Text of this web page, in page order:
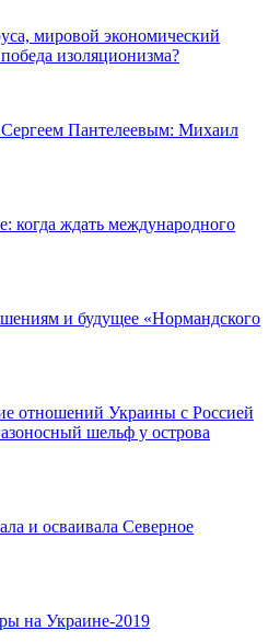
мировой экономический
изоляционизма?
Сергеем Пантелеевым: Михаил
когда ждать международного
и будущее «Нормандского
отношений Украины с Россией
шельф у острова
и осваивала Северное
на Украине-2019